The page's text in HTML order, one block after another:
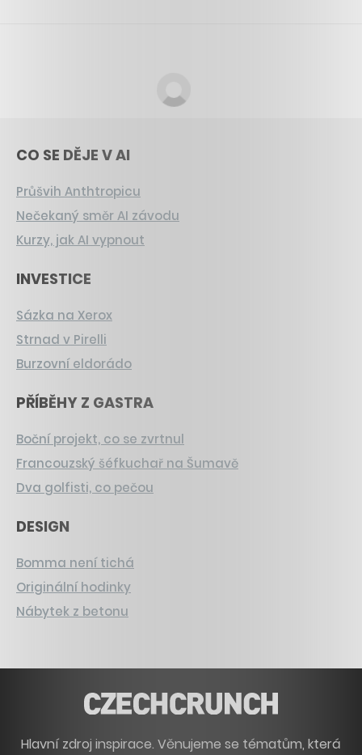
CO SE DĚJE V AI
Průšvih Anthtropicu
Nečekaný směr AI závodu
Kurzy, jak AI vypnout
INVESTICE
Sázka na Xerox
Strnad v Pirelli
Burzovní eldorádo
PŘÍBĚHY Z GASTRA
Boční projekt, co se zvrtnul
Francouzský šéfkuchař na Šumavě
Dva golfisti, co pečou
DESIGN
Bomma není tichá
Originální hodinky
Nábytek z betonu
Hlavní zdroj inspirace. Věnujeme se tématům, která